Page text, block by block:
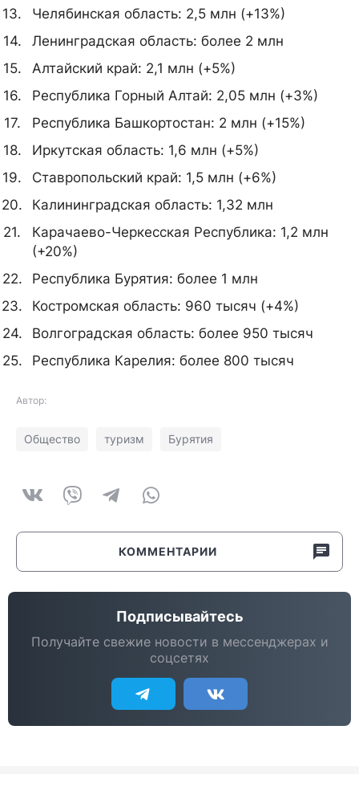
Челябинская область: 2,5 млн (+13%)
Ленинградская область: более 2 млн
Алтайский край: 2,1 млн (+5%)
Республика Горный Алтай: 2,05 млн (+3%)
Республика Башкортостан: 2 млн (+15%)
Иркутская область: 1,6 млн (+5%)
Ставропольский край: 1,5 млн (+6%)
Калининградская область: 1,32 млн
Карачаево-Черкесская Республика: 1,2 млн
(+20%)
Республика Бурятия: более 1 млн
Костромская область: 960 тысяч (+4%)
Волгоградская область: более 950 тысяч
Республика Карелия: более 800 тысяч
Автор:
Общество туризм Бурятия
КОММЕНТАРИИ
Подписывайтесь
Получайте свежие новости в мессенджерах и
соцсетях